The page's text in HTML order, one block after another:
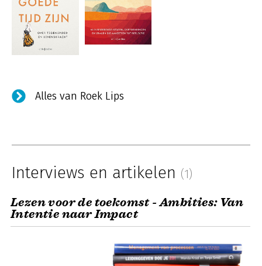
Alles van Roek Lips
Interviews en artikelen (1)
Lezen voor de toekomst - Ambities: Van
Intentie naar Impact